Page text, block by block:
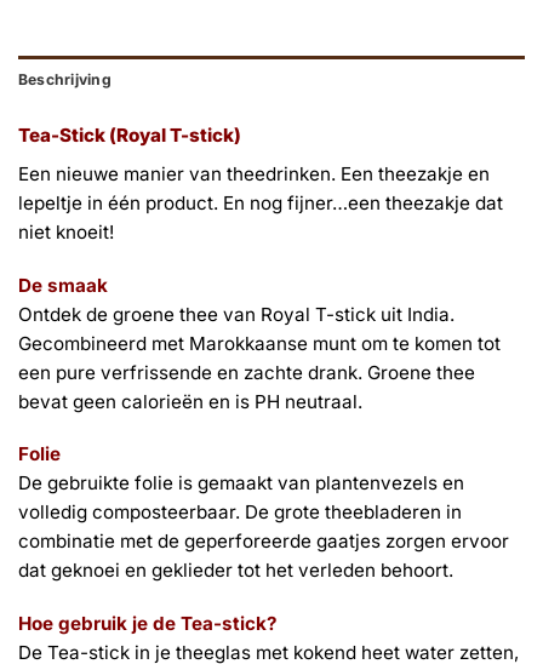
Beschrijving
Tea-Stick (Royal T-stick)
Een nieuwe manier van theedrinken. Een theezakje en
lepeltje in één product. En nog fijner…een theezakje dat
niet knoeit!
De smaak
Ontdek de groene thee van Royal T-stick uit India.
Gecombineerd met Marokkaanse munt om te komen tot
een pure verfrissende en zachte drank. Groene thee
bevat geen calorieën en is PH neutraal.
Folie
De gebruikte folie is gemaakt van plantenvezels en
volledig composteerbaar. De grote theebladeren in
combinatie met de geperforeerde gaatjes zorgen ervoor
dat geknoei en geklieder tot het verleden behoort.
Hoe gebruik je de Tea-stick?
De Tea-stick in je theeglas met kokend heet water zetten,